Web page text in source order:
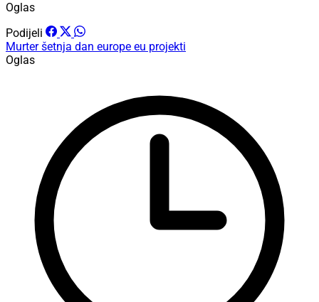
Oglas
Podijeli
Murteršetnja dan europe eu projekti
Oglas